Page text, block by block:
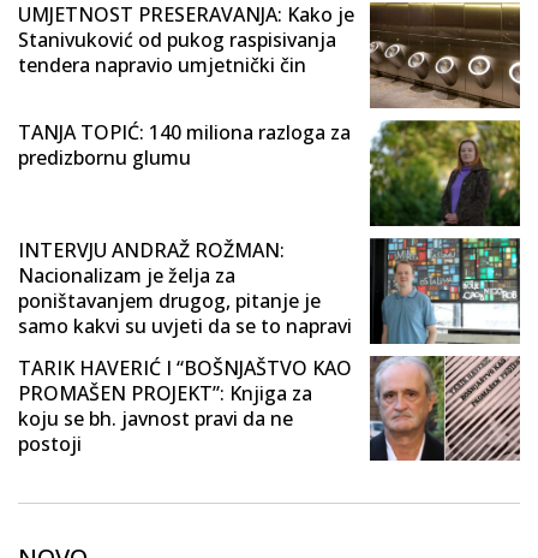
UMJETNOST PRESERAVANJA: Kako je
Stanivuković od pukog raspisivanja
tendera napravio umjetnički čin
TANJA TOPIĆ: 140 miliona razloga za
predizbornu glumu
INTERVJU ANDRAŽ ROŽMAN:
Nacionalizam je želja za
poništavanjem drugog, pitanje je
samo kakvi su uvjeti da se to napravi
TARIK HAVERIĆ I “BOŠNJAŠTVO KAO
PROMAŠEN PROJEKT”: Knjiga za
koju se bh. javnost pravi da ne
postoji